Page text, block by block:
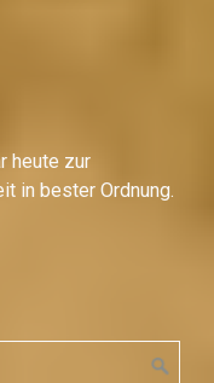
heute zur
in bester Ordnung.